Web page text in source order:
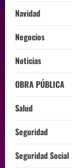
Navidad
Negocios
Noticias
OBRA PÚBLICA
Salud
Seguridad
Seguridad Social